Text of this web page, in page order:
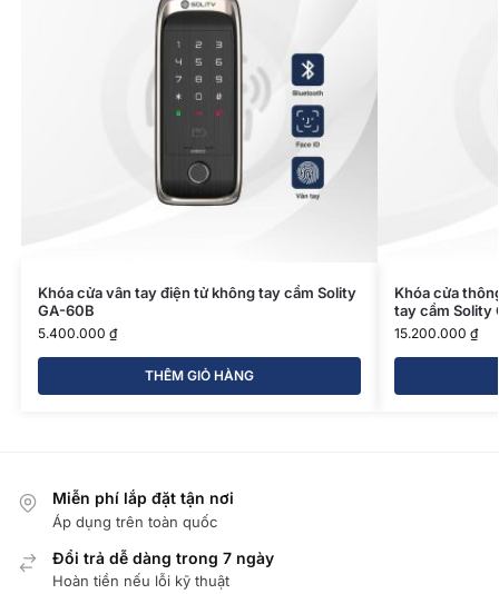
Khóa cửa vân tay điện tử không tay cầm Solity
GA-60B
5.400.000 ₫
THÊM GIỎ HÀNG
Khóa cửa
tay cầm Solity
15.200.000 ₫
Miễn phí lắp đặt tận nơi
Áp dụng trên toàn quốc
Đổi trả dễ dàng trong 7 ngày
Hoàn tiền nếu lỗi kỹ thuật